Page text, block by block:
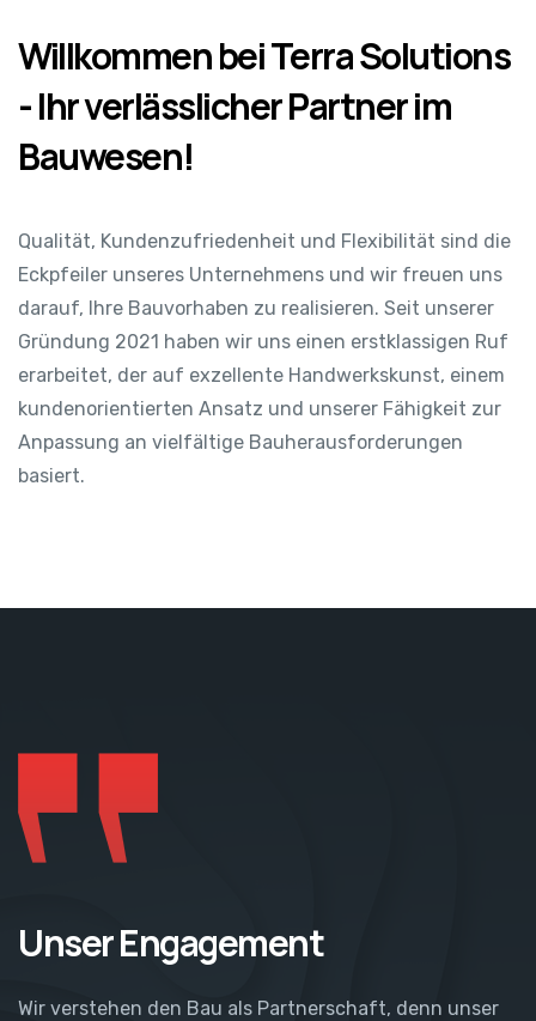
Willkommen bei Terra Solutions
- Ihr verlässlicher Partner im
Bauwesen!
Qualität, Kundenzufriedenheit und Flexibilität sind die
Eckpfeiler unseres Unternehmens und wir freuen uns
darauf, Ihre Bauvorhaben zu realisieren. Seit unserer
Gründung 2021 haben wir uns einen erstklassigen Ruf
erarbeitet, der auf exzellente Handwerkskunst, einem
kundenorientierten Ansatz und unserer Fähigkeit zur
Anpassung an vielfältige Bauherausforderungen
basiert.
Unser Engagement
Wir verstehen den Bau als Partnerschaft, denn unser